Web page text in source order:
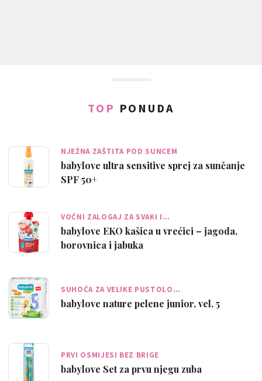
TOP PONUDA
NJEŽNA ZAŠTITA POD SUNCEM
babylove ultra sensitive sprej za sunčanje
SPF 50+
VOĆNI ZALOGAJ ZA SVAKI I…
babylove EKO kašica u vrećici – jagoda,
borovnica i jabuka
SUHOĆA ZA VELIKE PUSTOLO…
babylove nature pelene junior, vel. 5
PRVI OSMIJESI BEZ BRIGE
babylove Set za prvu njegu zuba